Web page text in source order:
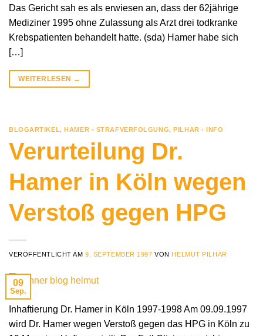
Das Gericht sah es als erwiesen an, dass der 62jährige
Mediziner 1995 ohne Zulassung als Arzt drei todkranke
Krebspatienten behandelt hatte. (sda) Hamer habe sich
[…]
WEITERLESEN →
BLOGARTIKEL,HAMER - STRAFVERFOLGUNG,PILHAR - INFO
Verurteilung Dr.
Hamer in Köln wegen
Verstoß gegen HPG
VERÖFFENTLICHT AM9. SEPTEMBER 1997 VON HELMUT PILHAR
09
Sep.
Inhaftierung Dr. Hamer in Köln 1997-1998 Am 09.09.1997
wird Dr. Hamer wegen Verstoß gegen das HPG in Köln zu